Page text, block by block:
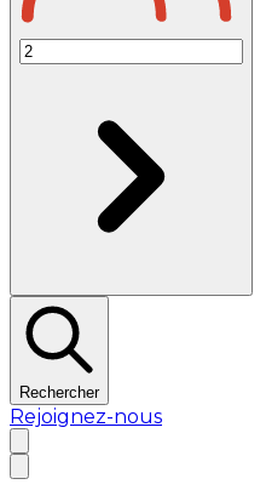
Rechercher
Rejoignez-nous